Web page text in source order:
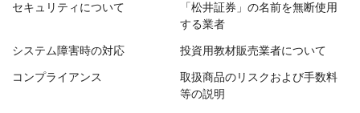
セキュリティについて
「松井証券」の名前を無断使用
する業者
システム障害時の対応 投資用教材販売業者について
コンプライアンス
取扱商品のリスクおよび手数料
等の説明